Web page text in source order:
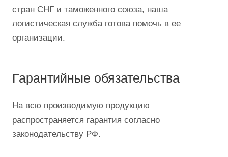
стран СНГ и таможенного союза, наша
логистическая служба готова помочь в ее
организации.
Гарантийные обязательства
На всю производимую продукцию
распространяется гарантия согласно
законодательству РФ.